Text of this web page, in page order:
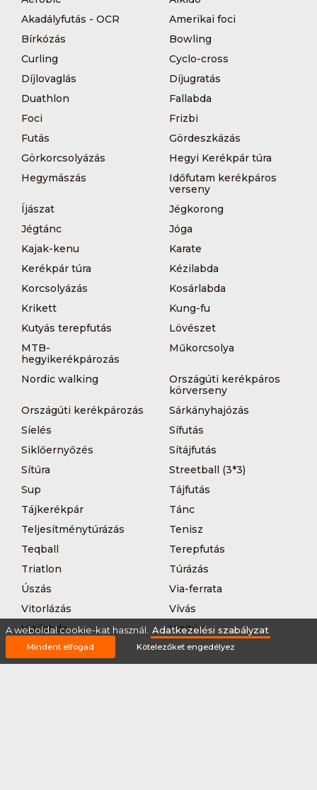
Akadályfutás - OCR
Amerikai foci
Bírkózás
Bowling
Curling
Cyclo-cross
Díjlovaglás
Díjugratás
Duathlon
Fallabda
Foci
Frizbi
Futás
Gördeszkázás
Görkorcsolyázás
Hegyi Kerékpár túra
Hegymászás
Időfutam kerékpáros
verseny
Íjászat
Jégkorong
Jégtánc
Jóga
Kajak-kenu
Karate
Kerékpár túra
Kézilabda
Korcsolyázás
Kosárlabda
Krikett
Kung-fu
Kutyás terepfutás
Lövészet
MTB-
hegyikerékpározás
Műkorcsolya
Nordic walking
Országúti kerékpáros
körverseny
Országúti kerékpározás
Sárkányhajózás
Síelés
Sífutás
Siklőernyőzés
Sítájfutás
Sítúra
Streetball (3*3)
Sup
Tájfutás
Tájkerékpár
Tánc
Teljesítménytúrázás
Tenisz
Teqball
Terepfutás
Triatlon
Túrázás
Úszás
Via-ferrata
Vitorlázás
Vívás
Vizilabda
Vizitúra
Wakeboard
A weboldal cookie-kat használ. Adatkezelési szabályzat
Mindent elfogad Kötelezőket engedélyez